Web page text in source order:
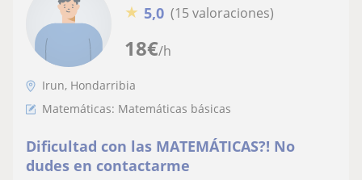
18€/h
★ 5,0 (15 valoraciones)
Irun, Hondarribia
Matemáticas: Matemáticas básicas
Dificultad con las MATEMÁTICAS?! No
dudes en contactarme